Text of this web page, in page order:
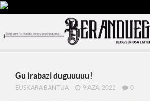
Gu irabazi duguuuuu!
EUSKARA BANTUA 9 AZA, 2022 0